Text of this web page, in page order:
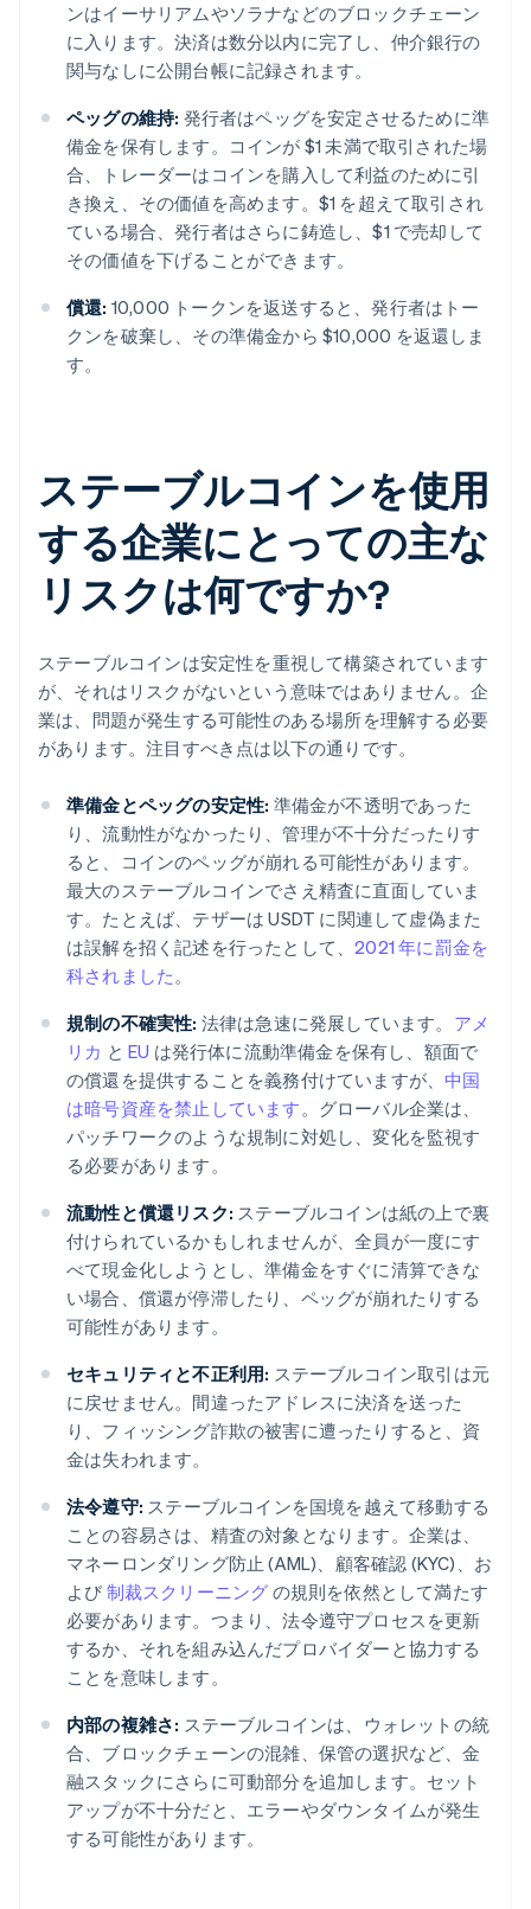
ンはイーサリアムやソラナなどのブロックチェーン
に入ります。決済は数分以内に完了し、仲介銀行の
関与なしに公開台帳に記録されます。
ペッグの維持: 発行者はペッグを安定させるために準
備金を保有します。コインが $1 未満で取引された場
合、トレーダーはコインを購入して利益のために引
き換え、その価値を高めます。$1 を超えて取引され
ている場合、発行者はさらに鋳造し、$1 で売却して
その価値を下げることができます。
償還: 10,000 トークンを返送すると、発行者はトー
クンを破棄し、その準備金から $10,000 を返還しま
す。
ステーブルコインを使用
する企業にとっての主な
リスクは何ですか?
ステーブルコインは安定性を重視して構築されています
が、それはリスクがないという意味ではありません。企
業は、問題が発生する可能性のある場所を理解する必要
があります。注目すべき点は以下の通りです。
準備金とペッグの安定性: 準備金が不透明であった
り、流動性がなかったり、管理が不十分だったりす
ると、コインのペッグが崩れる可能性があります。
最大のステーブルコインでさえ精査に直面していま
す。たとえば、テザーは USDT に関連して虚偽また
は誤解を招く記述を行ったとして、2021 年に罰金を
科されました。
規制の不確実性: 法律は急速に発展しています。 アメ
リカ とEU は発行体に流動準備金を保有し、額面で
の償還を提供することを義務付けていますが、中国
は暗号資産を禁止しています。グローバル企業は、
パッチワークのような規制に対処し、変化を監視す
る必要があります。
流動性と償還リスク: ステーブルコインは紙の上で裏
付けられているかもしれませんが、全員が一度にす
べて現金化しようとし、準備金をすぐに清算できな
い場合、償還が停滞したり、ペッグが崩れたりする
可能性があります。
セキュリティと不正利用: ステーブルコイン取引は元
に戻せません。間違ったアドレスに決済を送った
り、フィッシング詐欺の被害に遭ったりすると、資
金は失われます。
法令遵守: ステーブルコインを国境を越えて移動する
ことの容易さは、精査の対象となります。企業は、
マネーロンダリング防止 (AML)、顧客確認 (KYC)、お
よび 制裁スクリーニング の規則を依然として満たす
必要があります。つまり、法令遵守プロセスを更新
するか、それを組み込んだプロバイダーと協力する
ことを意味します。
内部の複雑さ: ステーブルコインは、ウォレットの統
合、ブロックチェーンの混雑、保管の選択など、金
融スタックにさらに可動部分を追加します。セット
アップが不十分だと、エラーやダウンタイムが発生
する可能性があります。